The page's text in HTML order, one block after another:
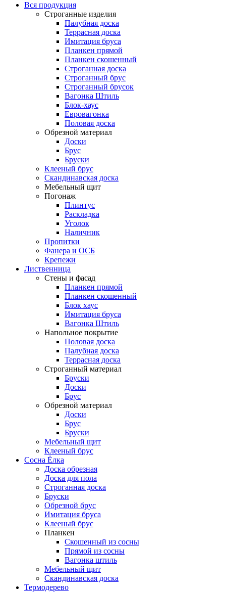
Вся продукция
Строганные изделия
Палубная доска
Террасная доска
Имитация бруса
Планкен прямой
Планкен скошенный
Строганная доска
Строганный брус
Строганный брусок
Вагонка Штиль
Блок-хаус
Евровагонка
Половая доска
Обрезной материал
Доски
Брус
Бруски
Клееный брус
Скандинавская доска
Мебельный щит
Погонаж
Плинтус
Раскладка
Уголок
Наличник
Пропитки
Фанера и ОСБ
Крепежи
Лиственница
Стены и фасад
Планкен прямой
Планкен скошенный
Блок хаус
Имитация бруса
Вагонка Штиль
Напольное покрытие
Половая доска
Палубная доска
Террасная доска
Строганный материал
Бруски
Доски
Брус
Обрезной материал
Доски
Брус
Бруски
Мебельный щит
Клееный брус
Сосна Ёлка
Доска обрезная
Доска для пола
Строганная доска
Бруски
Обрезной брус
Имитация бруса
Клееный брус
Планкен
Скошенный из сосны
Прямой из сосны
Вагонка штиль
Мебельный щит
Скандинавская доска
Термодерево